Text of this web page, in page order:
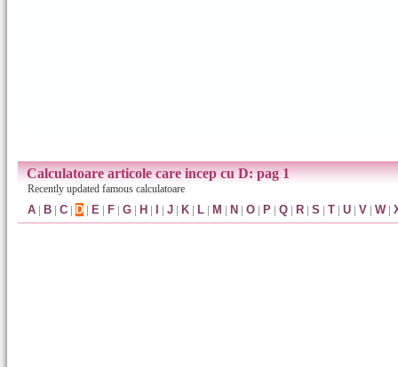
Calculatoare articole care incep cu D: pag 1
Recently updated famous calculatoare
A | B | C | D | E | F | G | H | | J | K | L | M | N | O | P | Q | R | S | T | U | V | W|